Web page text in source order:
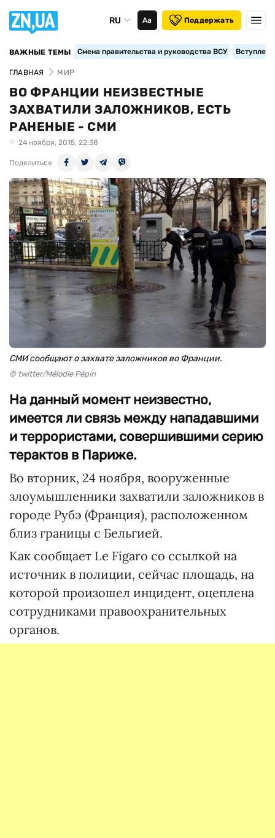
RU Аа Поддержать
ВАЖНЫЕ ТЕМЫ Смена правительства и руководства ВСУ
ГЛАВНАЯ МИР
ВО ФРАНЦИИ НЕИЗВЕСТНЫЕ
ЗАХВАТИЛИ ЗАЛОЖНИКОВ, ЕСТЬ
РАНЕНЫЕ - СМИ
24 ноября, 2015, 22:38
Поделиться
СМИ сообщают о захвате заложников во Франции.
© twitter/Mélodie Pépin
На данный момент неизвестно,
имеется ли связь между нападавшими
и террористами, совершившими серию
терактов в Париже.
Во вторник, 24 ноября, вооруженные
злоумышленники захватили заложников в
городе Рубэ (Франция), расположенном
близ границы с Бельгией.
Как сообщает Le Figaro со ссылкой на
источник в полиции, сейчас площадь, на
которой произошел инцидент, оцеплена
сотрудниками правоохранительных
органов.